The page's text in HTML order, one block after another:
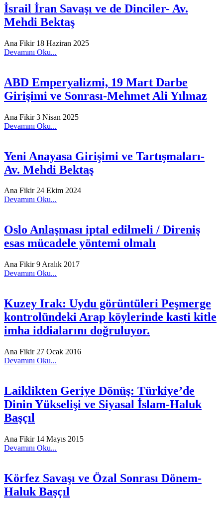
İsrail İran Savaşı ve de Dinciler- Av.
Mehdi Bektaş
Ana Fikir 18 Haziran 2025
Devamını Oku...
ABD Emperyalizmi, 19 Mart Darbe
Girişimi ve Sonrası-Mehmet Ali Yılmaz
Ana Fikir3 Nisan 2025
Devamını Oku...
Yeni Anayasa Girişimi ve Tartışmaları-
Av. Mehdi Bektaş
Ana Fikir24 Ekim 2024
Devamını Oku...
Oslo Anlaşması iptal edilmeli / Direniş
esas mücadele yöntemi olmalı
Ana Fikir9 Aralık 2017
Devamını Oku...
Kuzey Irak: Uydu görüntüleri Peşmerge
kontrolündeki Arap köylerinde kasti kitle
imha iddialarını doğruluyor.
Ana Fikir 27 Ocak 2016
Devamını Oku...
Laiklikten Geriye Dönüş: Türkiye’de
Dinin Yükselişi ve Siyasal İslam-Haluk
Başçıl
Ana Fikir 14 Mayıs 2015
Devamını Oku...
Körfez Savaşı ve Özal Sonrası Dönem-
Haluk Başçıl